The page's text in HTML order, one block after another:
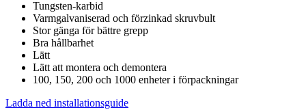
Tungsten-karbid
Varmgalvaniserad och förzinkad skruvbult
Stor gänga för bättre grepp
Bra hållbarhet
Lätt
Lätt att montera och demontera
100, 150, 200 och 1000 enheter i förpackningar
Ladda ned installationsguide